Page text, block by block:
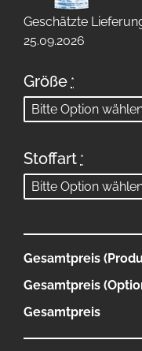
Geschätzte
25.09.2026
Größe *
Stoffart *
Gesamtpreis
Gesamtpreis
Gesamtpreis